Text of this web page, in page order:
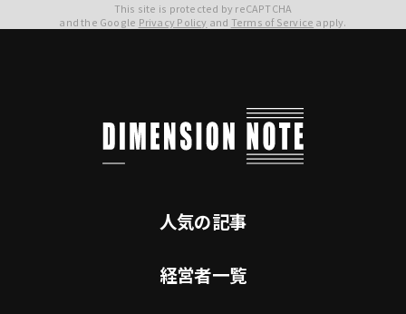
This site is protected by reCAPTCHA
and the Google Privacy Policy and Terms of Service apply.
人気の記事
経営者一覧